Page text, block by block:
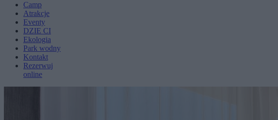
Camp
Atrakcje
Eventy
DZIE CI
Ekologia
Park wodny
Kontakt
Rezerwuj
online